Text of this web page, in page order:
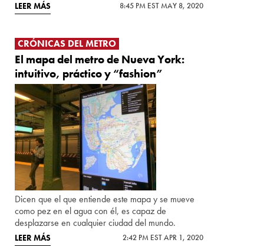
LEER MÁS 8:45 PM EST MAY 8, 2020
CRÓNICAS DEL METRO
El mapa del metro de Nueva York:
intuitivo, práctico y “fashion”
Dicen que el que entiende este mapa y se mueve
como pez en el agua con él, es capaz de
desplazarse en cualquier ciudad del mundo.
LEER MÁS 2:42 PM EST APR 1, 2020